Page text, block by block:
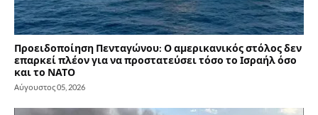
Προειδοποίηση Πενταγώνου: Ο αμερικανικός στόλος δεν
επαρκεί πλέον για να προστατεύσει τόσο το Ισραήλ όσο
και το ΝΑΤΟ
Αύγουστος 05, 2026